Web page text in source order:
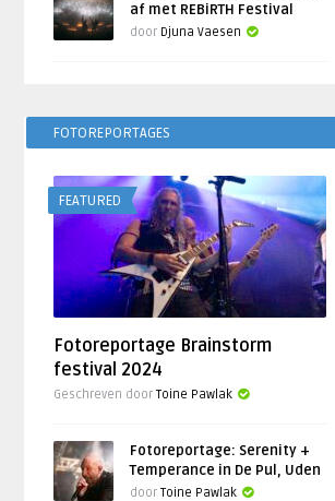
af met REBiRTH Festival
door Djuna Vaesen
FOTOREPORTAGES
FEATURED
Fotoreportage Brainstorm
festival 2024
Geschreven doorToine Pawlak
Fotoreportage: Serenity +
Temperance in De Pul, Uden
doorToine Pawlak